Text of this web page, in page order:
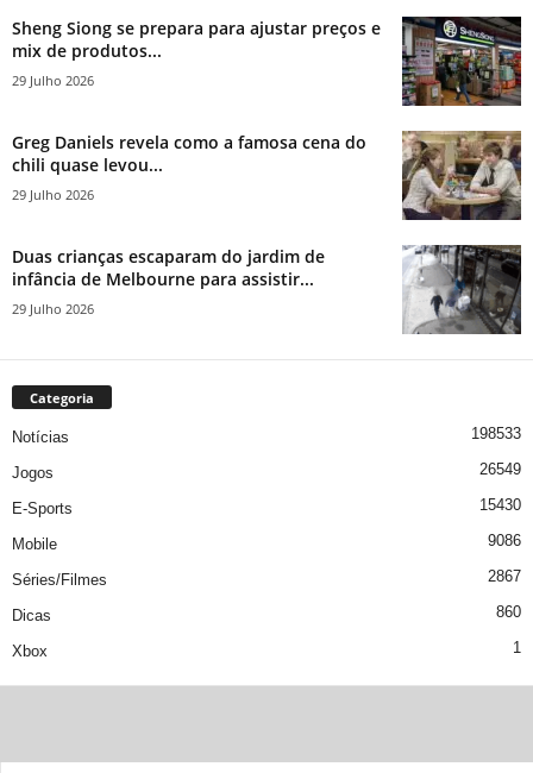
Sheng Siong se prepara para ajustar preços e
mix de produtos...
29 Julho 2026
Greg Daniels revela como a famosa cena do
chili quase levou...
29 Julho 2026
Duas crianças escaparam do jardim de
infância de Melbourne para assistir...
29 Julho 2026
Categoria
Notícias 198533
Jogos 26549
E-Sports 15430
Mobile 9086
Séries/Filmes 2867
Dicas 860
Xbox 1